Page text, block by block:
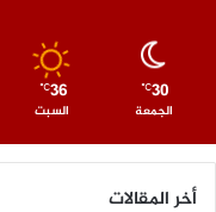
30
℃
الجمعة
36
℃
السبت
أخر المقالات